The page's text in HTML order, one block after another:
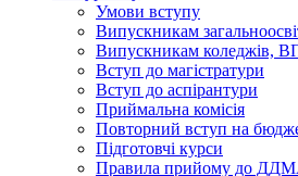
Умови вступу
Випускникам
Випускникам коледжів,
Вступ до магістратури
Вступ до аспірантури
Приймальна комісія
Повторний вступ на
Підготовчі курси
Правила прийому до